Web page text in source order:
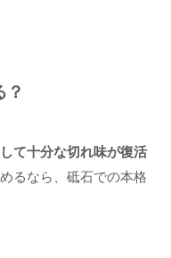
？
て十分な切れ味が復活
るなら、砥石での本格